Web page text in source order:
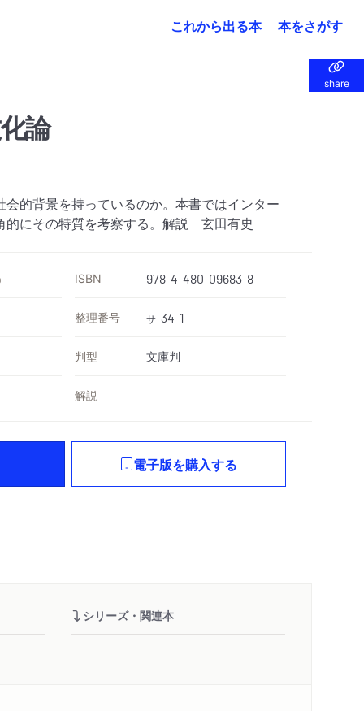
これから出る本 本をさがす
share
share
論
的背景を持っているのか。本書ではインター
的にその特質を考察する。解説 玄田有史
ISBN 978-4-480-09683-8
整理番号 サ-34-1
判型 文庫判
解説
電子版を購入する
シリーズ・関連本